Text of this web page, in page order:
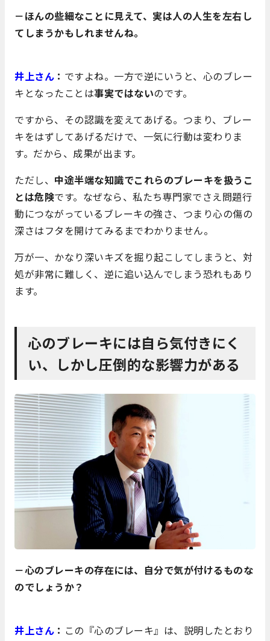
－ほんの些細なことに見えて、実は人の人生を左右し
てしまうかもしれませんね。
井上さん ： ですよね。一方で逆にいうと、心のブレー
キとなったことは事実ではないのです。
ですから、その認識を変えてあげる。つまり、ブレー
キをはずしてあげるだけで、一気に行動は変わりま
す。だから、成果が出ます。
ただし、 中途半端な知識でこれらのブレーキを扱うこ
とは危険です。なぜなら、私たち専門家でさえ問題行
動につながっているブレーキの強さ、つまり心の傷の
深さはフタを開けてみるまでわかりません。
万が一、かなり深いキズを掘り起こしてしまうと、対
処が非常に難しく、逆に追い込んでしまう恐れもあり
ます。
心のブレーキには自ら気付きにく
い、しかし圧倒的な影響力がある
－心のブレーキの存在には、自分で気が付けるものな
のでしょうか？
井上さん ： この『心のブレーキ』は、説明したとおり